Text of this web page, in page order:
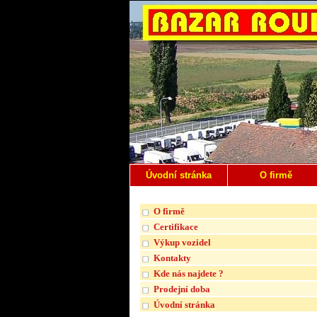
Úvodní stránka O firmě
O firmě
Certifikace
Výkup vozidel
Kontakty
Kde nás najdete ?
Prodejní doba
Úvodní stránka